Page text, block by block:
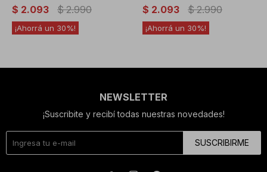
$ 2.093 $ 2.990
30
$ 2.093 $ 2.990
30
NEWSLETTER
¡Suscribite y recibí todas nuestras novedades!
SUSCRIBIRME